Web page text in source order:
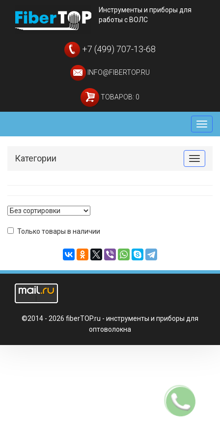
Инструменты и приборы для
работы с ВОЛС
+7 (499) 707-13-68
INFO@FIBERTOP.RU
ТОВАРОВ: 0
Меню
Toggle
Категории
Только товары в наличии
©2014 - 2026 fiberTOP.ru - инструменты и приборы для
оптоволокна
Заказать
звонок